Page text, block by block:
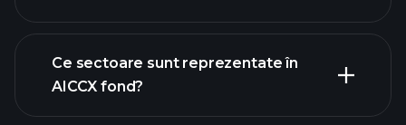
holdings
holdings
Ce sectoare sunt reprezentate în
AICCX fond?